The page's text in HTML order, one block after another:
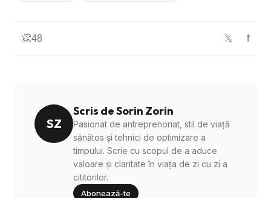
👏48 𝕏 f
SZ
Scris de Sorin Zorin
Pasionat de antreprenoriat, stil de viață
sănătos și tehnici de optimizare a
timpului. Scrie cu scopul de a aduce
valoare și claritate în viața de zi cu zi a
cititorilor.
Abonează-te